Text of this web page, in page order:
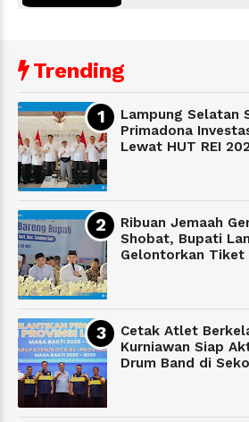
Trending
Lampung Selatan
Primadona
Lewat HUT REI
Ribuan Jemaah
Shobat, Bupati
Gelontorkan Tiket
Cetak Atlet
Kurniawan Siap
Drum Band di